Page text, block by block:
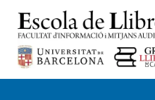
contingut